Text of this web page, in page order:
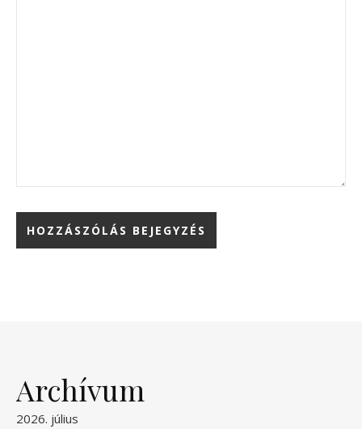
Archívum
2026. július